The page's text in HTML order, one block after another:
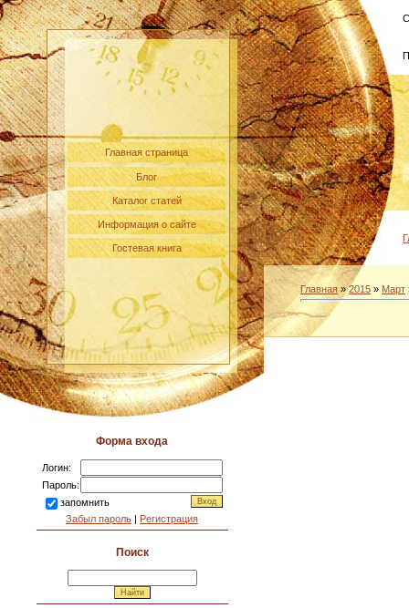
Главная страница
Блог
Каталог статей
Информация о сайте
Гостевая книга
Форма входа
Логин:
Пароль:
запомнить
Забыл пароль | Регистрация
Поиск
Главная »2015 » Март